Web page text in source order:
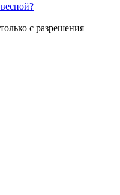
с разрешения